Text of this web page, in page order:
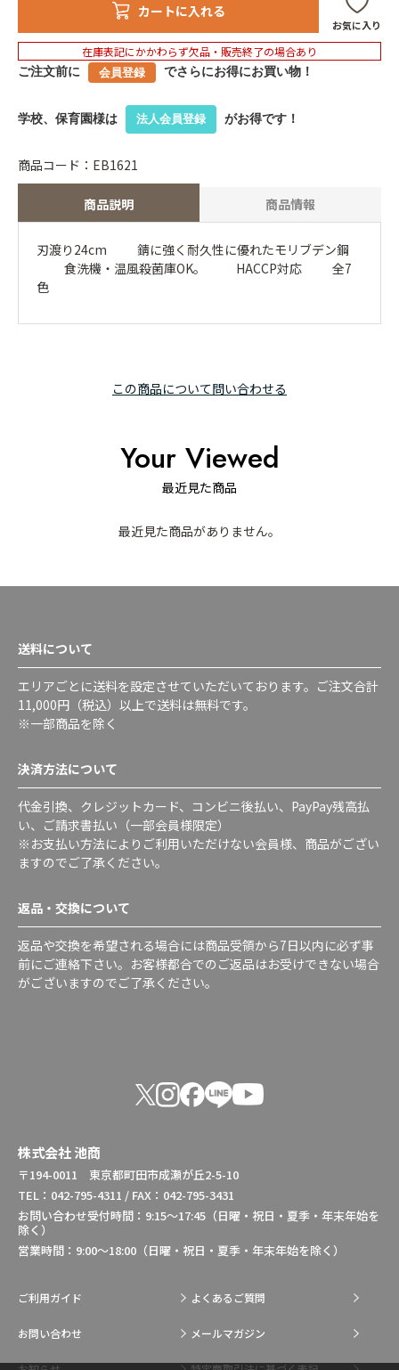
カートに入れる
お気に入り
在庫表記にかかわらず欠品・販売終了の場合あり
ご注文前に 会員登録 でさらにお得にお買い物！
学校、保育園様は 法人会員登録 がお得です！
商品説明 商品情報
刃渡り24cm 錆に強く耐久性に優れたモリブデン鋼
食洗機・温風殺菌庫OK。 HACCP対応 全7
色
この商品について問い合わせる
商品コード：EB1621
Your Viewed
最近見た商品
最近見た商品がありません。
送料について
エリアごとに送料を設定させていただいております。ご注文合計
11,000円（税込）以上で送料は無料です。
※一部商品を除く
決済方法について
代金引換、クレジットカード、コンビニ後払い、PayPay残高払
い、ご請求書払い（一部会員様限定）
※お支払い方法によりご利用いただけない会員様、商品がござい
ますのでご了承ください。
返品・交換について
返品や交換を希望される場合には商品受領から7日以内に必ず事
前にご連絡下さい。お客様都合でのご返品はお受けできない場合
がございますのでご了承ください。
株式会社 池商
〒194-0011 東京都町田市成瀬が丘2-5-10
TEL：042-795-4311 / FAX：042-795-3431
お問い合わせ受付時間：9:15～17:45（日曜・祝日・夏季・年末年始を
除く）
営業時間：9:00～18:00（日曜・祝日・夏季・年末年始を除く）
ご利用ガイド よくあるご質問
お問い合わせ メールマガジン